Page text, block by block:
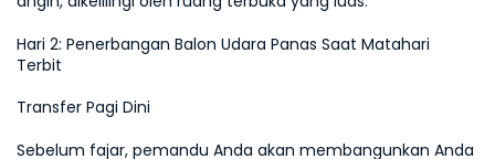
Hari 2: Penerbangan Balon Udara Panas Saat Matahari
Terbit
Transfer Pagi Dini
Sebelum fajar, pemandu Anda akan membangunkan Anda